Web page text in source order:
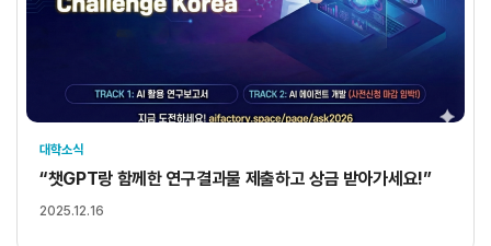
대학소식
“챗GPT랑 함께한 연구결과물 제출하고 상금 받아가세요!”
2025.12.16